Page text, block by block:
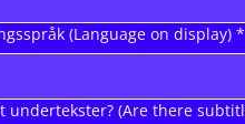
(Language on display) *
undertekster? (Are there